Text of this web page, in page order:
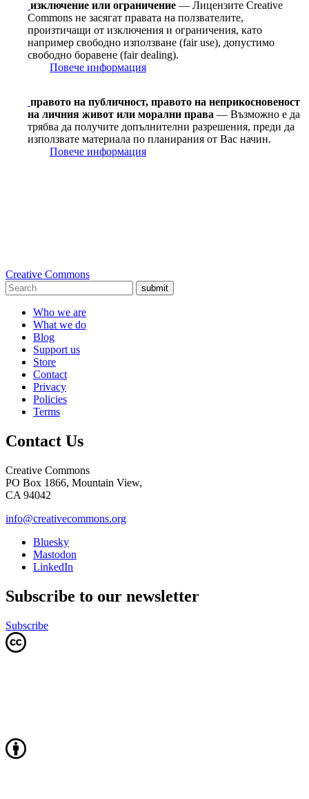
изключение или ограничение — Лицензите Creative
Commons не засягат правата на ползвателите,
произтичащи от изключения и ограничения, като
например свободно използване (fair use), допустимо
свободно боравене (fair dealing).
Повече информация
правото на публичност, правото на неприкосновеност
на личния живот или морални права — Възможно е да
трябва да получите допълнителни разрешения, преди да
използвате материала по планирания от Вас начин.
Повече информация
Creative Commons
submit
Who we are
What we do
Blog
Support us
Store
Contact
Privacy
Policies
Terms
Contact Us
Creative Commons
PO Box 1866, Mountain View,
CA 94042
info@creativecommons.org
Bluesky
Mastodon
LinkedIn
Subscribe to our newsletter
Subscribe